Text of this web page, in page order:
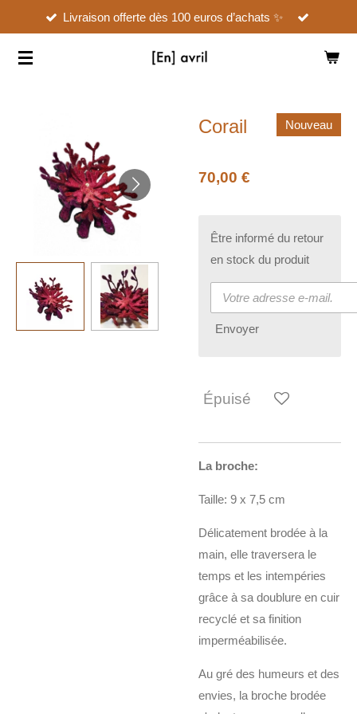
contenu
Livraison offerte dès 100 euros d’achats ✨
Corail Nouveau
70,00 €
Être informé du retour
en stock du produit
Envoyer
Épuisé
La broche:
Taille: 9 x 7,5 cm
Délicatement brodée à la
main, elle traversera le
temps et les intempéries
grâce à sa doublure en cuir
recyclé et sa finition
imperméabilisée.
Au gré des humeurs et des
envies, la broche brodée